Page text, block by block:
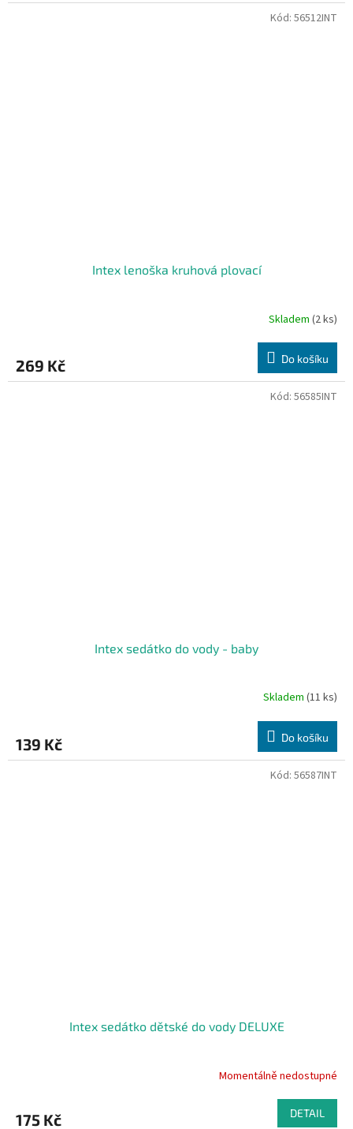
Intex lenoška kruhová plovací
Skladem (2 ks)
269 Kč Do košíku
Kód: 56512INT
Intex sedátko do vody - baby
Skladem (11 ks)
139 Kč Do košíku
Kód: 56585INT
Intex sedátko dětské do vody DELUXE
Momentálně nedostupné
175 Kč DETAIL
Kód: 56587INT